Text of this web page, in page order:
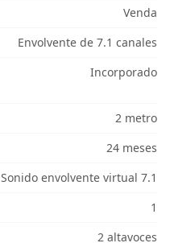
Venda
Envolvente de 7.1 canales
Incorporado
2 metro
24 meses
Sonido envolvente virtual 7.1
1
2 altavoces